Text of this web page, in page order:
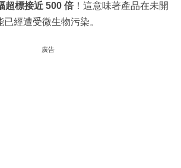
超標接近 500 倍！這意味著產品在未開
經遭受微生物污染。
廣告